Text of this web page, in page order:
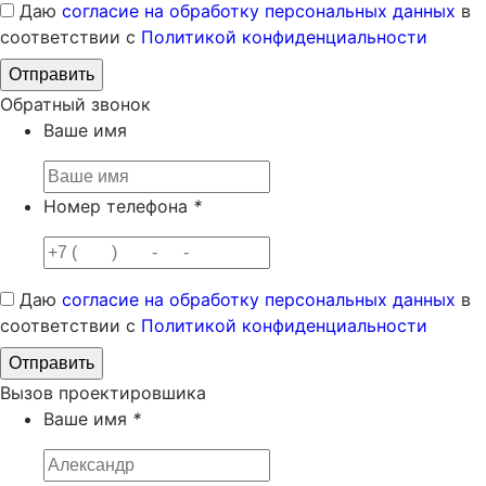
Даю согласие на обработку персональных данных в
соответствии с Политикой конфиденциальности
Обратный звонок
Ваше имя
Номер телефона *
Даю согласие на обработку персональных данных в
соответствии с Политикой конфиденциальности
Вызов проектировшика
Ваше имя *